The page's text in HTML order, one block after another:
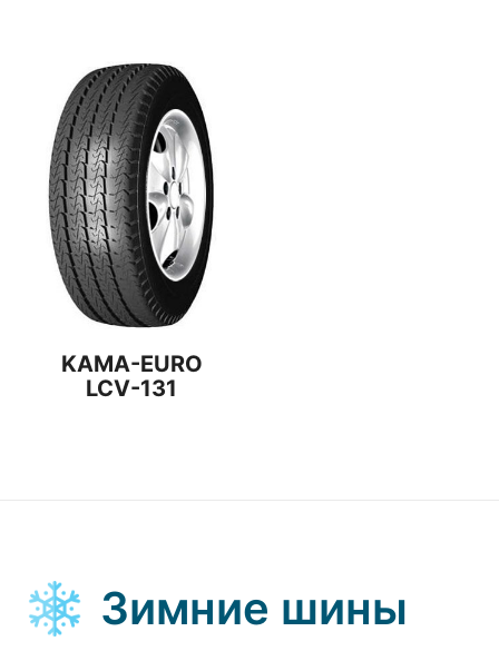
KАМА-EURO
LCV-131
Зимние шины